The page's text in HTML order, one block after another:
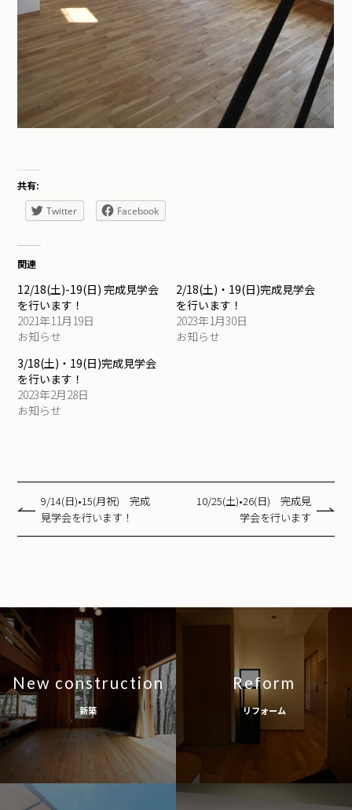
共有:
Twitter
Facebook
関連
12/18(土)-19(日) 完成見学会
を行います！
2021年11月19日
お知らせ
2/18(土)・19(日)完成見学会
を行います！
2023年1月30日
お知らせ
3/18(土)・19(日)完成見学会
を行います！
2023年2月28日
お知らせ
9/14(日)•15(月祝) 完成
見学会を行います！
10/25(土)•26(日) 完成見
学会を行います
New construction
新築
Reform
リフォーム